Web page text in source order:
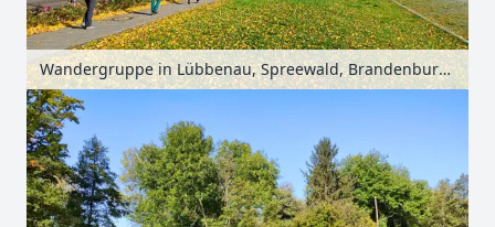
Wandergruppe in Lübbenau, Spreewald, Brandenburg, Deutschland